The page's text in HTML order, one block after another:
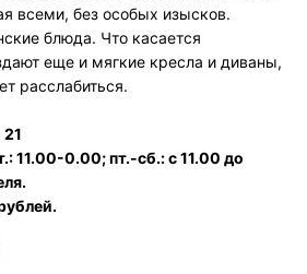
всеми, без особых изысков.
блюда. Что касается
еще и мягкие кресла и диваны,
расслабиться.
11.00-0.00; пт.-сб.: с 11.00 до